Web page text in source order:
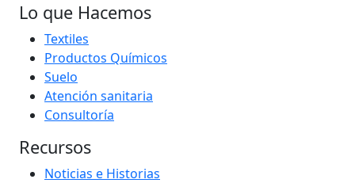
Lo que Hacemos
Textiles
Productos Químicos
Suelo
Atención sanitaria
Consultoría
Recursos
Noticias e Historias